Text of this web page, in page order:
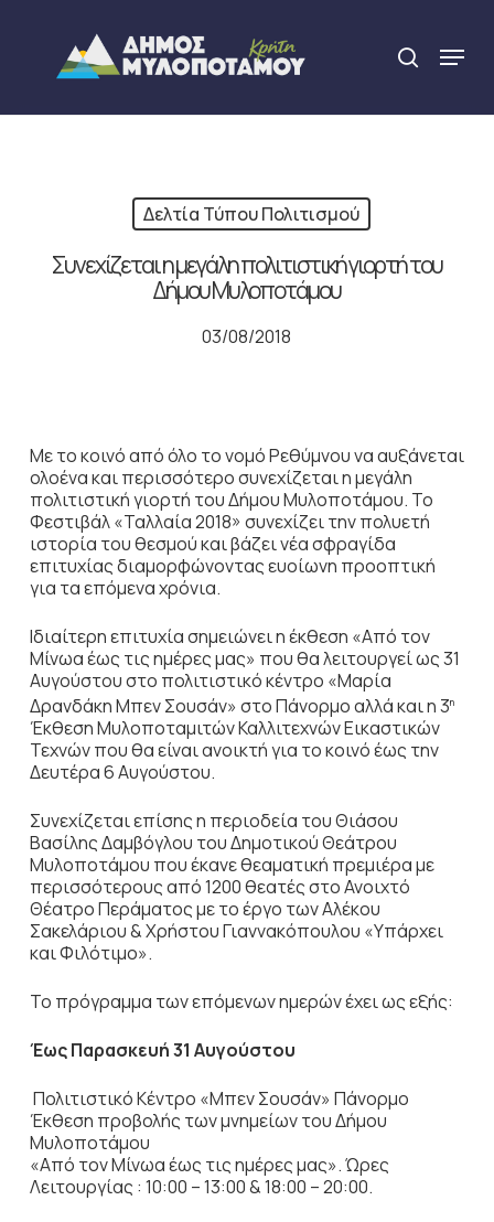
content
search
Menu
Δελτία Τύπου Πολιτισμού
Συνεχίζεται η μεγάλη πολιτιστική γιορτή του
Δήμου Μυλοποτάμου
03/08/2018
Με το κοινό από όλο το νομό Ρεθύμνου να αυξάνεται
ολοένα και περισσότερο συνεχίζεται η μεγάλη
πολιτιστική γιορτή του Δήμου Μυλοποτάμου. Το
Φεστιβάλ «Ταλλαία 2018» συνεχίζει την πολυετή
ιστορία του θεσμού και βάζει νέα σφραγίδα
επιτυχίας διαμορφώνοντας ευοίωνη προοπτική
για τα επόμενα χρόνια.
Ιδιαίτερη επιτυχία σημειώνει η έκθεση «Από τον
Μίνωα έως τις ημέρες μας» που θα λειτουργεί ως 31
Αυγούστου στο πολιτιστικό κέντρο «Μαρία
Δρανδάκη Μπεν Σουσάν» στο Πάνορμο αλλά και η 3η
Έκθεση Μυλοποταμιτών Καλλιτεχνών Εικαστικών
Τεχνών που θα είναι ανοικτή για το κοινό έως την
Δευτέρα 6 Αυγούστου.
Συνεχίζεται επίσης η περιοδεία του Θιάσου
Βασίλης Δαμβόγλου του Δημοτικού Θεάτρου
Μυλοποτάμου που έκανε θεαματική πρεμιέρα με
περισσότερους από 1200 θεατές στο Ανοιχτό
Θέατρο Περάματος με το έργο των Αλέκου
Σακελάριου & Χρήστου Γιαννακόπουλου «Υπάρχει
και Φιλότιμο».
Το πρόγραμμα των επόμενων ημερών έχει ως εξής:
Έως Παρασκευή 31 Αυγούστου
Πολιτιστικό Κέντρο «Μπεν Σουσάν» Πάνορμο
Έκθεση προβολής των μνημείων του Δήμου
Μυλοποτάμου
«Από τον Μίνωα έως τις ημέρες μας». Ώρες
Λειτουργίας : 10:00 – 13:00 & 18:00 – 20:00.
Close